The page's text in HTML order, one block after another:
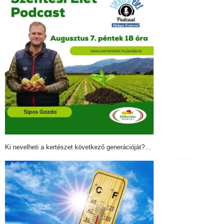
Ki nevelheti a kertészet következő generációját?…